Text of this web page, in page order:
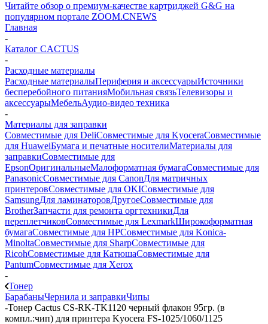
Читайте обзор о премиум-качестве картриджей G&G на
популярном портале ZOOM.CNEWS
Главная
-
Каталог CACTUS
-
Расходные материалы
Расходные материалыПериферия и аксессуарыИсточники
бесперебойного питанияМобильная связьТелевизоры и
аксессуарыМебельАудио-видео техника
-
Материалы для заправки
Совместимые для DeliСовместимые для KyoceraСовместимые
для HuaweiБумага и печатные носителиМатериалы для
заправкиСовместимые для
EpsonОригинальныеМалоформатная бумагаСовместимые для
PanasonicСовместимые для CanonДля матричных
принтеровСовместимые для OKIСовместимые для
SamsungДля ламинаторовДругоеСовместимые для
BrotherЗапчасти для ремонта оргтехникиДля
переплетчиковСовместимые для LexmarkШирокоформатная
бумагаСовместимые для HPСовместимые для Konica-
MinoltaСовместимые для SharpСовместимые для
RicohСовместимые для КатюшаСовместимые для
PantumСовместимые для Xerox
-
Тонер
БарабаныЧернила и заправкиЧипы
-Тонер Cactus CS-RK-TK1120 черный флакон 95гр. (в
компл.:чип) для принтера Kyocera FS-1025/1060/1125